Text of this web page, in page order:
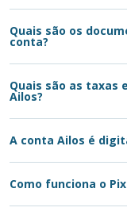
Quais são os
conta?
Quais são as taxas
Ailos?
A conta Ailos é
Como funciona o